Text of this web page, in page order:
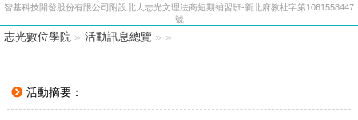
智基科技開發股份有限公司附設北大志光文理法商短期補習班-新北府教社字第1061558447
號
志光數位學院 » 活動訊息總覽 » »
活動摘要：